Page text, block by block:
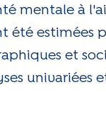
mentale à
été estimées
et
univariées